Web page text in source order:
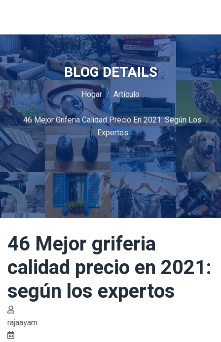
BLOG DETAILS
Hogar Artículo
46 Mejor Griferia Calidad Precio En 2021: Según Los
Expertos
46 Mejor griferia
calidad precio en 2021:
según los expertos
rajaayam